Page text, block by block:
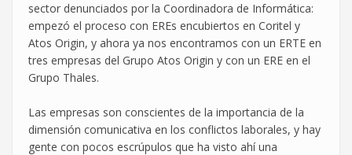
sector denunciados por la Coordinadora de Informática:
empezó el proceso con EREs encubiertos en Coritel y
Atos Origin, y ahora ya nos encontramos con un ERTE en
tres empresas del Grupo Atos Origin y con un ERE en el
Grupo Thales.
Las empresas son conscientes de la importancia de la
dimensión comunicativa en los conflictos laborales, y hay
gente con pocos escrúpulos que ha visto ahí una